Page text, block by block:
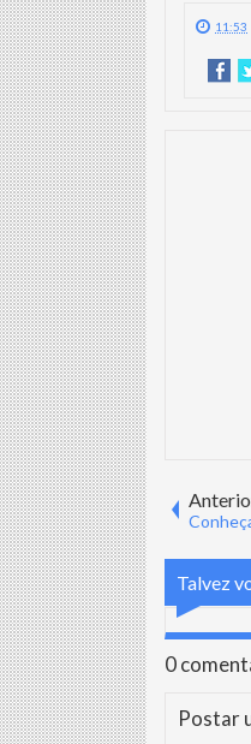
11:53
Talvez
0
Postar